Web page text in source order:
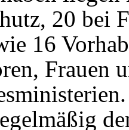
20 bei
16
Frauen